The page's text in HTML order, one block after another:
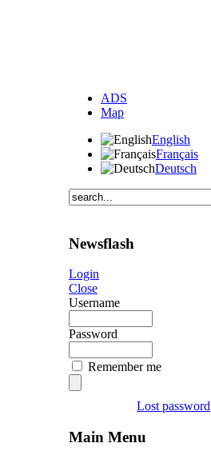
ADS
Map
English
Français
Deutsch
Newsflash
Login
Close
Username
Password
Remember me
Lost password
Main Menu